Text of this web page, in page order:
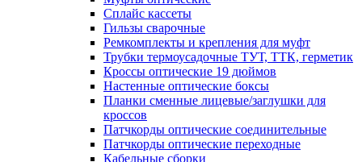
Сплайс кассеты
Гильзы сварочные
Ремкомплекты и крепления для муфт
Трубки термоусадочные ТУТ, ТТК, герметик
Кроссы оптические 19 дюймов
Настенные оптические боксы
Планки сменные лицевые/заглушки для
кроссов
Патчкорды оптические соединительные
Патчкорды оптические переходные
Кабельные сборки